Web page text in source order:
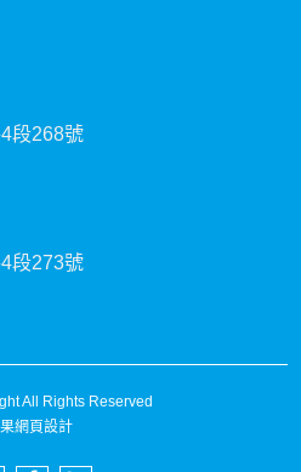
段268號
段273號
All Rights Reserved
網頁設計